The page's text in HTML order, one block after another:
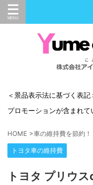
＜景品表示法に基づく表
プロモーションが含まれて
HOME >車の維持費を節約！
トヨタ車の維持費
トヨタ プリウ